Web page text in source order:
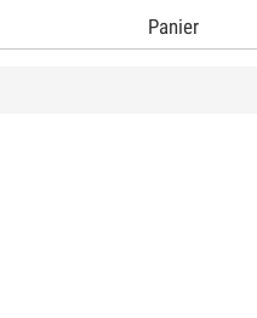
Panier